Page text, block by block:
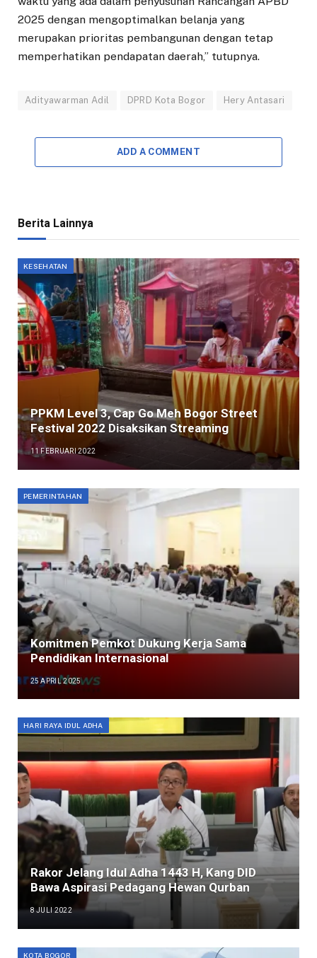
2025 dengan mengoptimalkan belanja yang
merupakan prioritas pembangunan dengan tetap
memperhatikan pendapatan daerah,” tutupnya.
Adityawarman Adil DPRD Kota Bogor Hery Antasari
ADD A COMMENT
Berita Lainnya
KESEHATAN
PPKM Level 3, Cap Go Meh Bogor Street
Festival 2022 Disaksikan Streaming
11 FEBRUARI 2022
PEMERINTAHAN
Komitmen Pemkot Dukung Kerja Sama
Pendidikan Internasional
25 APRIL 2025
HARI RAYA IDUL ADHA
Rakor Jelang Idul Adha 1443 H, Kang DID
Bawa Aspirasi Pedagang Hewan Qurban
8 JULI 2022
KOTA BOGOR